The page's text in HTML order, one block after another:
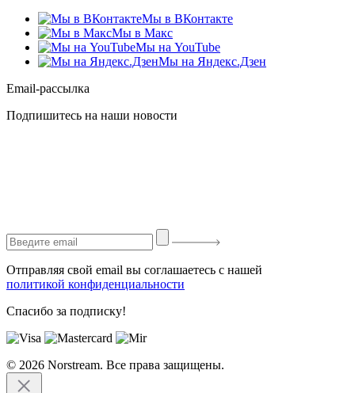
Мы в ВКонтакте
Мы в Макс
Мы на YouTube
Мы на Яндекс.Дзен
Email-рассылка
Подпишитесь на наши новости
Отправляя свой email вы соглашаетесь с нашей
политикой конфиденциальности
Спасибо за подписку!
© 2026 Norstream. Все права защищены.